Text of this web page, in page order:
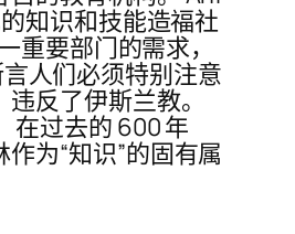
知识和技能造福社
要部门的需求，
人们必须特别注意
反了伊斯兰教。
在过去的 600 年
为“知识”的固有属